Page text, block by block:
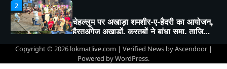
3
कत्युरी राजवंश के इतिहास को बचाने रानीबाग
शनि मंदिर के अतिक्रमण हटाने के लिए 9 अगस्त
को होगी स्वाभिमान रैली
Deepak Adhikari
हल्द्वानी:(बड़ी खबर)-भू-कानून उल्लंघन पर डीएम
Copyright © 2026 lokmatlive.com | Verified News byAscendoor|
Powered byWordPress.